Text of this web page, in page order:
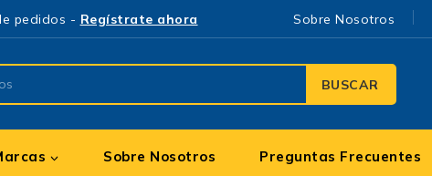
pedidos - Regístrate ahora Sobre Nosotros
BUSCAR
Sobre Nosotros Preguntas Frecuentes